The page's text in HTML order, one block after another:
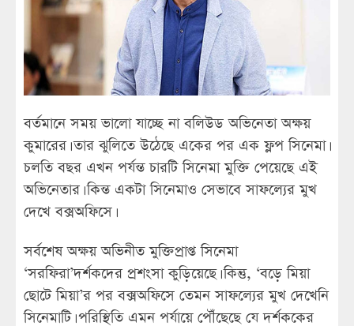
বর্তমানে সময় ভালো যাচ্ছে না বলিউড অভিনেতা অক্ষয়
কুমারের। তার ঝুলিতে উঠেছে একের পর এক ফ্লপ সিনেমা।
চলতি বছর এখন পর্যন্ত চারটি সিনেমা মুক্তি পেয়েছে এই
অভিনেতার। কিন্ত একটা সিনেমাও সেভাবে সাফল্যের মুখ
দেখে বক্সঅফিসে।
সর্বশেষ অক্ষয় অভিনীত মুক্তিপ্রাপ্ত সিনেমা
‘সরফিরা’দর্শকদের প্রশংসা কুড়িয়েছে। কিন্তু, ‘বড়ে মিয়া
ছোটে মিয়া’র পর বক্সঅফিসে তেমন সাফল্যের মুখ দেখেনি
সিনেমাটি। পরিস্থিতি এমন পর্যায়ে পৌঁছেছে যে দর্শককের